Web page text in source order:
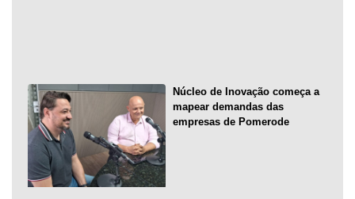
Núcleo de Inovação começa a
mapear demandas das
empresas de Pomerode